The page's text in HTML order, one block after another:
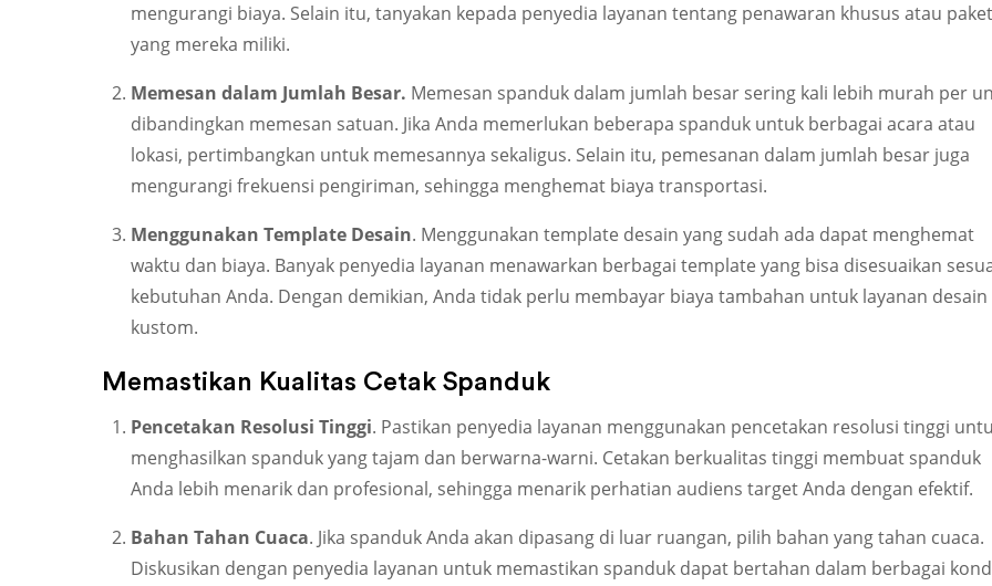
mengurangi biaya. Selain itu, tanyakan kepada penyedia layanan tentang penawaran khusus atau paket
yang mereka miliki.
Memesan dalam Jumlah Besar. Memesan spanduk dalam jumlah besar sering kali lebih murah per
dibandingkan memesan satuan. Jika Anda memerlukan beberapa spanduk untuk berbagai acara atau
lokasi, pertimbangkan untuk memesannya sekaligus. Selain itu, pemesanan dalam jumlah besar juga
mengurangi frekuensi pengiriman, sehingga menghemat biaya transportasi.
Menggunakan Template Desain. Menggunakan template desain yang sudah ada dapat menghemat
waktu dan biaya. Banyak penyedia layanan menawarkan berbagai template yang bisa disesuaikan
kebutuhan Anda. Dengan demikian, Anda tidak perlu membayar biaya tambahan untuk layanan desain
kustom.
Memastikan Kualitas Cetak Spanduk
Pencetakan Resolusi Tinggi. Pastikan penyedia layanan menggunakan pencetakan resolusi tinggi
menghasilkan spanduk yang tajam dan berwarna-warni. Cetakan berkualitas tinggi membuat spanduk
Anda lebih menarik dan profesional, sehingga menarik perhatian audiens target Anda dengan efektif.
Bahan Tahan Cuaca. Jika spanduk Anda akan dipasang di luar ruangan, pilih bahan yang tahan cuaca.
Diskusikan dengan penyedia layanan untuk memastikan spanduk dapat bertahan dalam berbagai